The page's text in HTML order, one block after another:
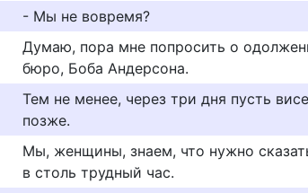
- Мы не вовремя?
Думаю, пора мне попросить о
бюро, Боба Андерсона.
Тем не менее, через три дня пусть
позже.
Мы, женщины, знаем, что нужно
в столь трудный час.